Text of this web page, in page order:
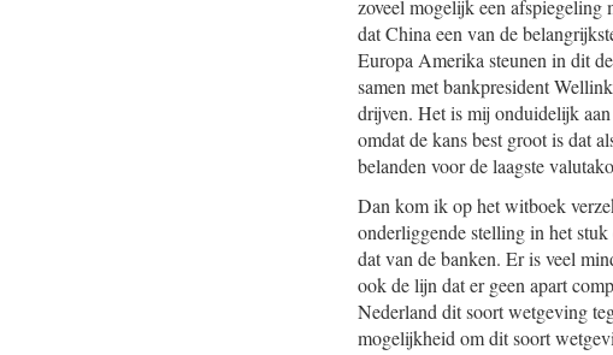
zoveel mogelijk een afspiegeling
dat China een van de
Europa Amerika steunen in dit
samen met bankpresident
drijven. Het is mij onduidelijk
omdat de kans best groot is dat
belanden voor de laagste
Dan kom ik op het witboek
onderliggende stelling in het stuk
dat van de banken. Er is veel
ook de lijn dat er geen apart
Nederland dit soort wetgeving
mogelijkheid om dit soort